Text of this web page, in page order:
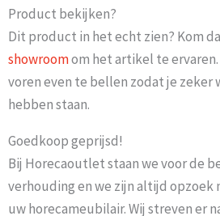
Product bekijken?
Dit product in het echt zien? Kom
showroomom het artikel te
voren even te bellen zodat je zeker
hebben staan.
Goedkoop geprijsd!
Bij Horecaoutlet staan we voor de
verhouding en we zijn altijd opzoek
uw horecameubilair. Wij streven er